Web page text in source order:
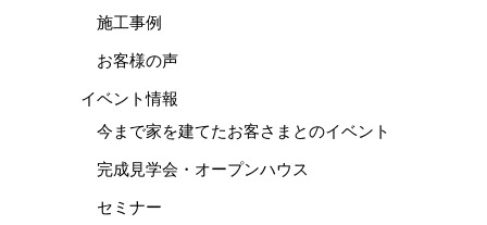
施工事例
お客様の声
イベント情報
今まで家を建てたお客さまとのイベント
完成見学会・オープンハウス
セミナー